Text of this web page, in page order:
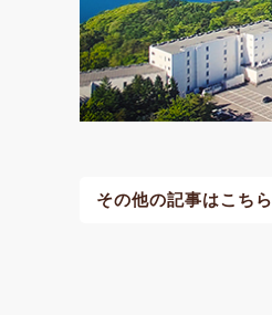
その他の記事はこちら